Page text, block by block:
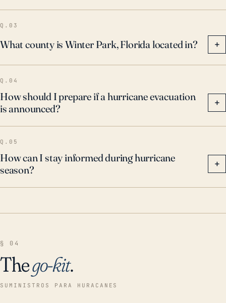
agravando los daños de las tormentas previas.
Teniendo todo esto en cuenta, los residentes de
Winter Park deben prepararse aún para los huracanes
durante la temporada de junio a noviembre,
asegurándose de tener planes y suministros de
emergencia en su lugar.
Q.03
What county is Winter Park, Florida located in? +
Q.04
How should I prepare if a hurricane evacuation
is announced?
+
Q.05
How can I stay informed during hurricane
season?
+
§ 04
Thego-kit.
SUMINISTROS PARA HURACANES